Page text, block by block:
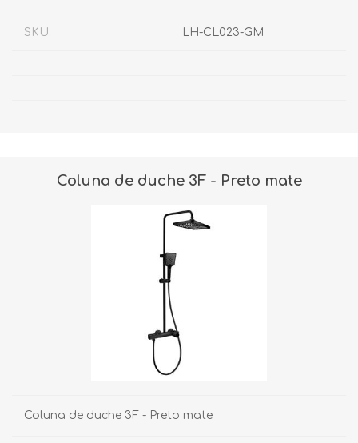
SKU: LH-CL023-GM
Coluna de duche 3F - Preto mate
Coluna de duche 3F - Preto mate